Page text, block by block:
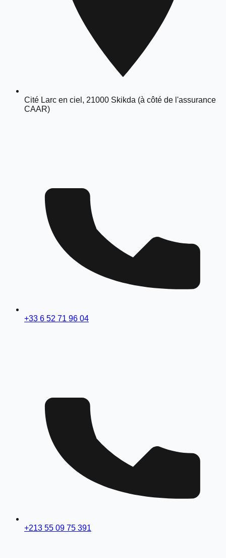
Cité Larc en ciel, 21000 Skikda (à côté de l'assurance
CAAR)
+33 6 52 71 96 04
+213 55 09 75 391